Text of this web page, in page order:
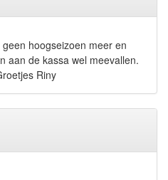
hoogseizoen meer en
aan de kassa wel meevallen.
Riny